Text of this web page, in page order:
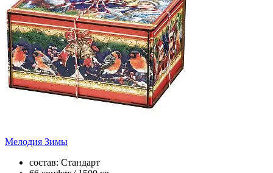
Мелодия Зимы
состав: Стандарт